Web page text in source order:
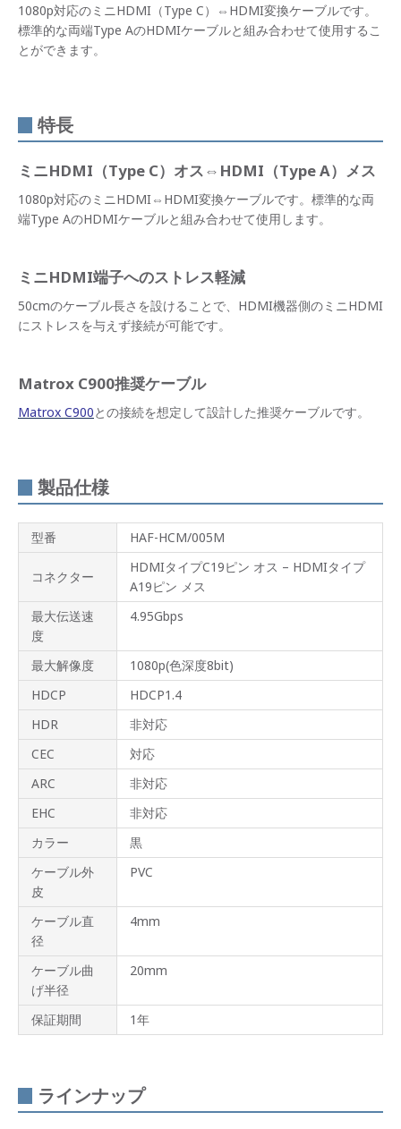
1080p対応のミニHDMI（Type C）⇔HDMI変換ケーブルです。
標準的な両端Type AのHDMIケーブルと組み合わせて使用するこ
とができます。
特長
ミニHDMI（Type C）オス⇔HDMI（Type A）メス
1080p対応のミニHDMI⇔HDMI変換ケーブルです。標準的な両
端Type AのHDMIケーブルと組み合わせて使用します。
ミニHDMI端子へのストレス軽減
50cmのケーブル長さを設けることで、HDMI機器側のミニHDMI
にストレスを与えず接続が可能です。
Matrox C900推奨ケーブル
Matrox C900との接続を想定して設計した推奨ケーブルです。
製品仕様
型番 HAF-HCM/005M
コネクター
HDMIタイプC19ピン オス – HDMIタイプ
A19ピン メス
最大伝送速
度
4.95Gbps
最大解像度
1080p(色深度8bit)
HDCP
HDCP1.4
HDR
非対応
CEC
対応
ARC
非対応
EHC
非対応
カラー
黒
ケーブル外
皮
PVC
ケーブル直
径
4mm
ケーブル曲
げ半径
20mm
保証期間 1年
ラインナップ